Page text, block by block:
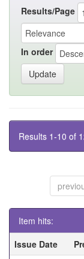
Results/Page
In order
Results 1-10 of
Item hits:
Issue Date